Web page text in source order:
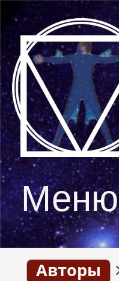
Меню
Авторы